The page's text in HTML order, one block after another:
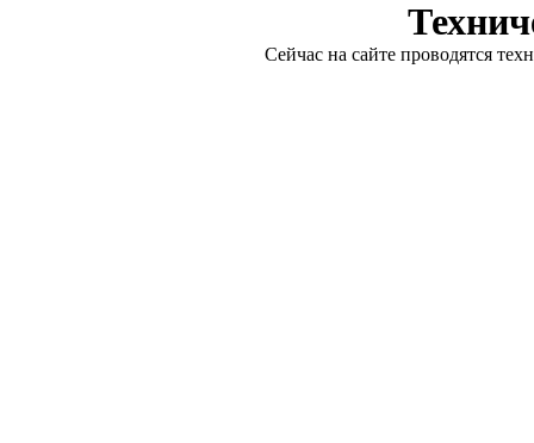
Сейчас на сайте проводятся